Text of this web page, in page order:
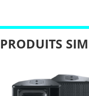
PRODUITS